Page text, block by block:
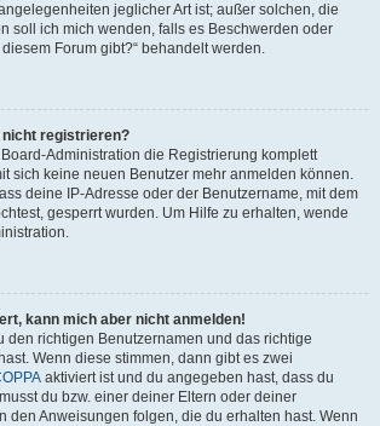
jeglicher Art ist; außer solchen, die
soll ich mich wenden, falls es Beschwerden oder
Forum gibt?“ behandelt werden.
registrieren?
Administration die Registrierung komplett
sich keine neuen Benutzer mehr anmelden können.
deine IP-Adresse oder der Benutzername, mit dem
gesperrt wurden. Um Hilfe zu erhalten, wende
kann mich aber nicht anmelden!
den richtigen Benutzernamen und das richtige
Wenn diese stimmen, dann gibt es zwei
aktiviert ist und du angegeben hast, dass du
du bzw. einer deiner Eltern oder deiner
den Anweisungen folgen, die du erhalten hast. Wenn